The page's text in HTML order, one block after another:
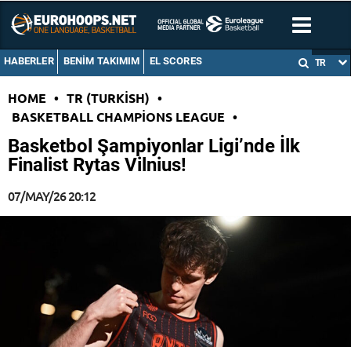
HABERLER BENIM TAKIMIM EL SCORES TR
HOME • TR (TURKISH) •
BASKETBALL CHAMPIONS LEAGUE •
Basketbol Şampiyonlar Ligi’nde İlk
Finalist Rytas Vilnius!
07/MAY/26 20:12